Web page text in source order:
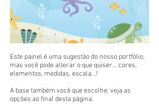
Este painel é uma sugestão do nosso portfólio,
mas você pode alterar o que quiser... cores,
elementos, medidas, escala...!
A base também você que escolhe: veja as
opções ao final desta página.